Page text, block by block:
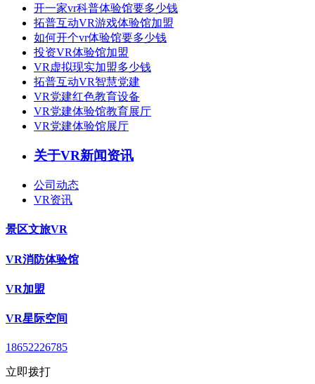
开一家vr科普体验馆要多少钱
拓普互动VR游戏体验馆加盟
如何开个vr体验馆要多少钱
投资VR体验馆加盟
VR虚拟现实加盟多少钱
拓普互动VR智慧党建
VR党建红色教育设备
VR党建体验馆教育展厅
VR党建体验馆展厅
关于VR新闻资讯
公司动态
VR资讯
景区文旅VR
VR消防体验馆
VR加盟
VR星际空间
18652226785
立即拨打